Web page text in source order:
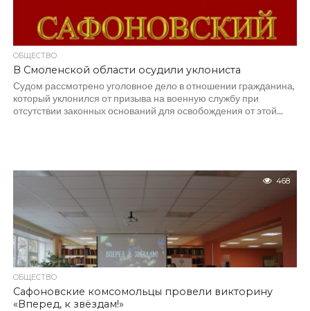
ОБЩЕСТВО
В Смоленской области осудили уклониста
Судом рассмотрено уголовное дело в отношении гражданина,
который уклонился от призыва на военную службу при
отсутствии законных оснований для освобождения от этой...
468
ОБЩЕСТВО
Сафоновские комсомольцы провели викторину
«Вперед, к звёздам!»